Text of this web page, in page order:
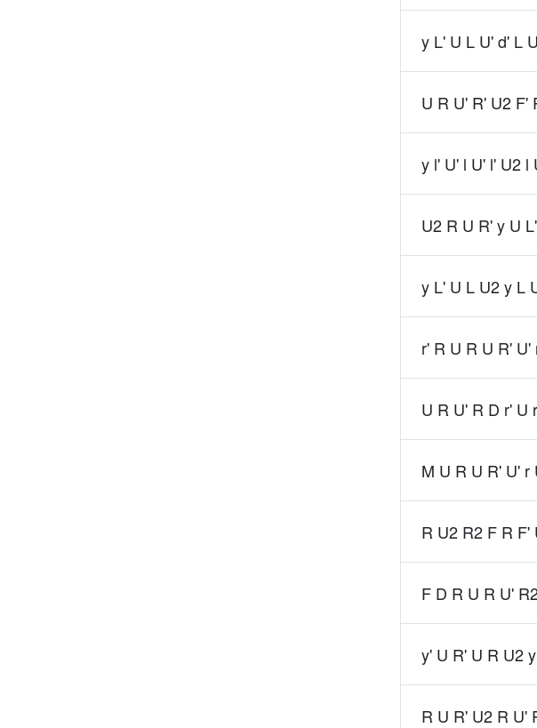
y L' U L U' d' L
U R U' R' U2 F'
y l' U' l U' l' U2 l
U2 R U R' y U
y L' U L U2 y L
r' R U R U R' U'
U R U' R D r' U
M U R U R' U' r
R U2 R2 F R F'
F D R U R U'
y' U R' U R U2
R U R' U2 R U'